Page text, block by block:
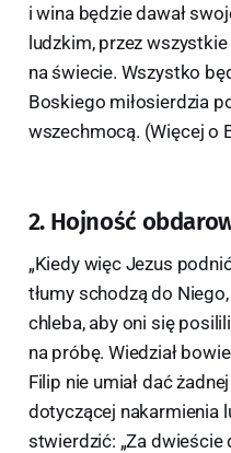
i wina będzie dawał
ludzkim, przez
na świecie. Wszystko
Boskiego miłosierdzia
wszechmocą. (Więcej o
2. Hojność
„Kiedy więc Jezus
tłumy schodzą do
chleba, aby oni się
na próbę. Wiedział
Filip nie umiał dać
dotyczącej nakarmienia
stwierdzić: „Za